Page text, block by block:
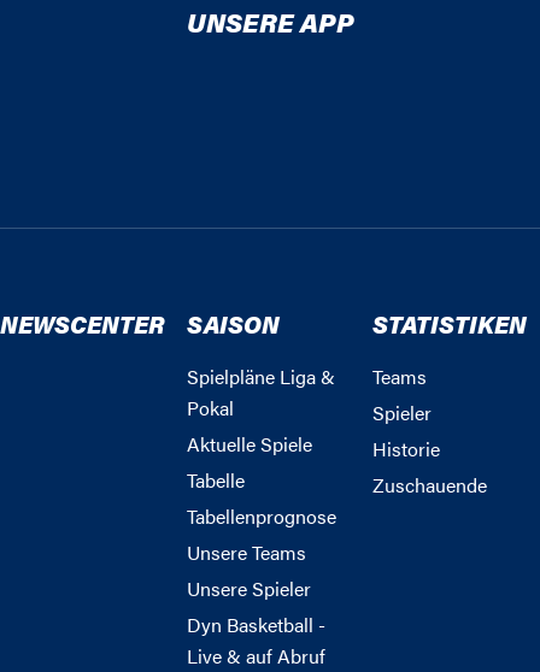
UNSERE APP
NEWSCENTER SAISON
Spielpläne Liga &
Pokal
Aktuelle Spiele
Tabelle
Tabellenprognose
Unsere Teams
Unsere Spieler
Dyn Basketball -
Live & auf Abruf
STATISTIKEN
Teams
Spieler
Historie
Zuschauende